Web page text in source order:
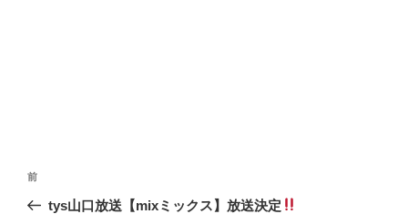
投
前
の
前
tys山口放送【mixミックス】放送決定